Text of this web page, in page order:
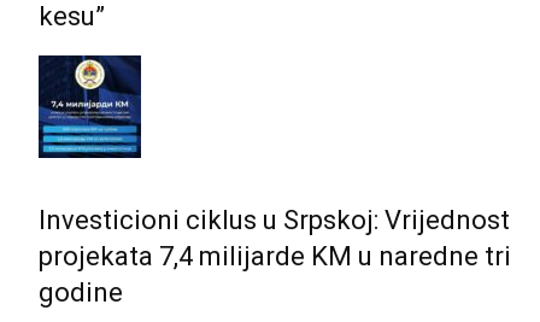
kesu”
Investicioni ciklus u Srpskoj: Vrijednost
projekata 7,4 milijarde KM u naredne tri
godine